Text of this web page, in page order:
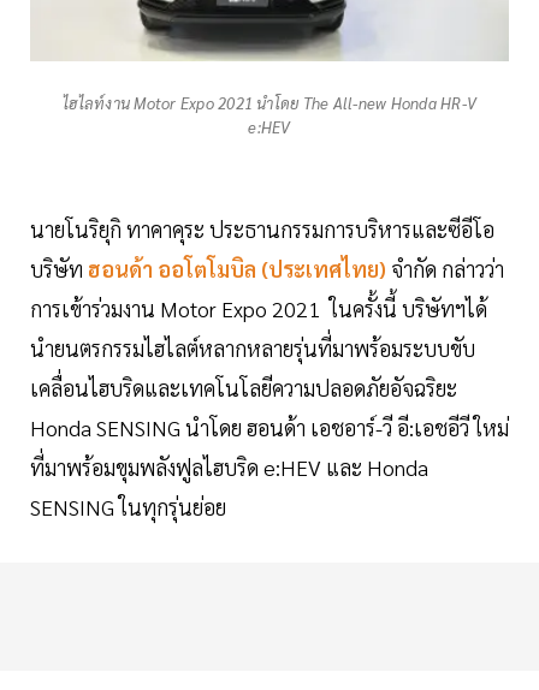
ไฮไลท์งาน Motor Expo 2021 นำโดย The All-new Honda HR-V
e:HEV
นายโนริยุกิ ทาคาคุระ ประธานกรรมการบริหารและซีอีโอ
บริษัท ฮอนด้า ออโตโมบิล (ประเทศไทย) จำกัด กล่าวว่า
การเข้าร่วมงาน Motor Expo 2021 ในครั้งนี้ บริษัทฯได้
นำยนตรกรรมไฮไลต์หลากหลายรุ่นที่มาพร้อมระบบขับ
เคลื่อนไฮบริดและเทคโนโลยีความปลอดภัยอัจฉริยะ
Honda SENSING นำโดย ฮอนด้า เอชอาร์-วี อี:เอชอีวี ใหม่
ที่มาพร้อมขุมพลังฟูลไฮบริด e:HEV และ Honda
SENSING ในทุกรุ่นย่อย